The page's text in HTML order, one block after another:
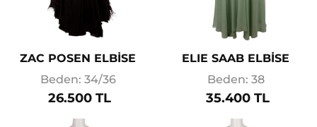
ZAC POSEN ELBİSE
Beden: 34/36
26.500 TL
ELIE SAAB ELBİSE
Beden: 38
35.400 TL